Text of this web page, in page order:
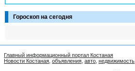
Гороскоп на сегодня
Главный информационный портал Костаная
Новости Костаная объявления авто недвижимость